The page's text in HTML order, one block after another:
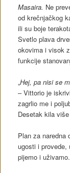
Masaira. Ne
od krečnjačkog
ili su boje
Svetlo plava
okovima i visok
funkcije
„Hej, pa nisi se
– Vittorio je
zagrlio me i
Desetak kila
Plan za naredna
ugosti i provede,
pijemo i uživamo.